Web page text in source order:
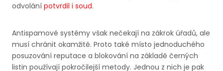
odvolání potvrdil i soud.
Antispamové systémy však nečekají na zákrok úřadů, ale
musí chránit okamžitě. Proto také místo jednoduchého
posuzování reputace a blokování na základě černých
listin používají pokročilejší metody. Jednou z nich je pak